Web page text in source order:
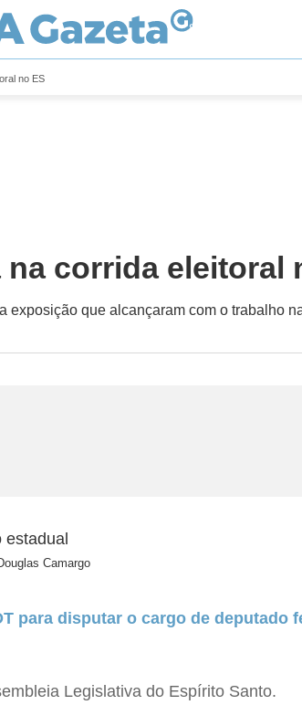
no ES
corrida eleitoral
exposição que alcançaram com o trabalho
Camargo
para disputar o cargo de deputado
Legislativa do Espírito Santo.